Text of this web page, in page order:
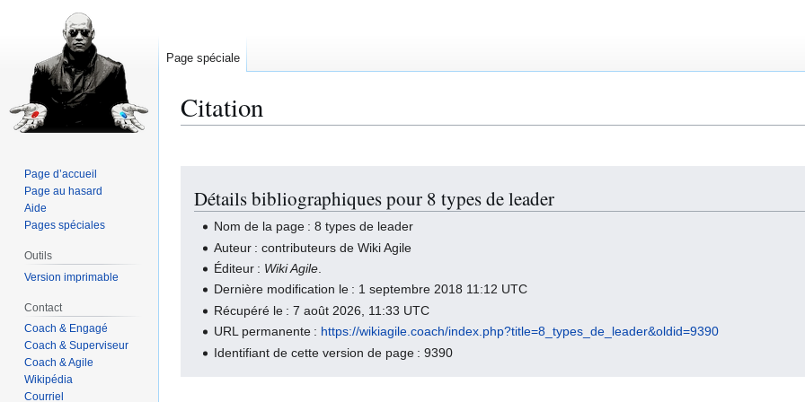
Citation
navigation
recherche
Détails bibliographiques pour 8 types de leader
Nom de la page : 8 types de leader
Auteur : contributeurs de Wiki Agile
Éditeur : Wiki Agile
Dernière modification le : 1 septembre 2018 11:12 UTC
Récupéré le : 7 août 2026, 11:33 UTC
URL permanente : https://wikiagile.coach/index.php?title=8_types_de_leader&oldid=9390
Identifiant de cette version de page : 9390
Page spéciale
Page d’accueil
Page au hasard
Aide
Pages spéciales
Outils
Version imprimable
Contact
Coach & Engagé
Coach & Superviseur
Coach & Agile
Wikipédia
Courriel